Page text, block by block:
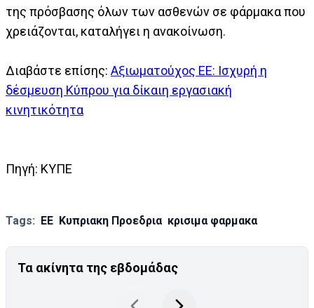
της πρόσβασης όλων των ασθενών σε φάρμακα που
χρειάζονται, καταλήγει η ανακοίνωση.
Διαβάστε επίσης: Αξιωματούχος ΕΕ: Ισχυρή η
δέσμευση Κύπρου για δίκαιη εργασιακή
κινητικότητα
Πηγή: ΚΥΠΕ
Tags: ΕΕ Κυπριακη Προεδρια κρισιμα φαρμακα
Τα ακίνητα της εβδομάδας